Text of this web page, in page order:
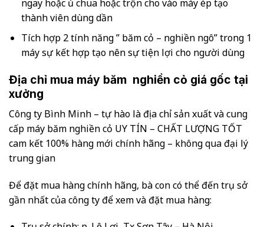
ngay hoặc ủ chua hoặc trộn cho vào máy ép tạo
thành viên dùng dần
Tích hợp 2 tính năng ” băm cỏ – nghiền ngô” trong 1
máy sự kết hợp tạo nên sự tiện lợi cho người dùng
Địa chỉ mua máy băm nghiền cỏ giá gốc tại
xưởng
Công ty Bình Minh – tự hào là địa chỉ sản xuất và cung
cấp máy băm nghiền cỏ UY TÍN – CHẤT LƯỢNG TỐT
cam kết 100% hàng mới chính hãng – không qua đại lý
trung gian
Để đặt mua hàng chính hãng, bà con có thể đến trụ sở
gần nhất của công ty để xem và đặt mua hàng: